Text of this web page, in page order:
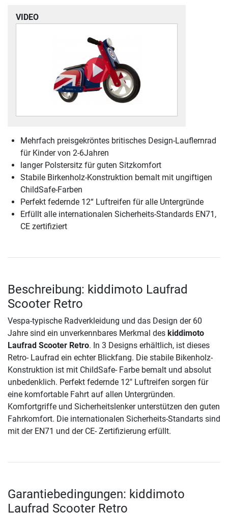
VIDEO
Mehrfach preisgekröntes britisches Design-Lauflernrad
für Kinder von 2-6Jahren
langer Polstersitz für guten Sitzkomfort
Stabile Birkenholz-Konstruktion bemalt mit ungiftigen
ChildSafe-Farben
Perfekt federnde 12“ Luftreifen für alle Untergründe
Erfüllt alle internationalen Sicherheits-Standards EN71,
CE zertifiziert
Beschreibung: kiddimoto Laufrad
Scooter Retro
Vespa-typische Radverkleidung und das Design der 60
Jahre sind ein unverkennbares Merkmal des kiddimoto
Laufrad Scooter Retro. In 3 Designs erhältlich, ist dieses
Retro- Laufrad ein echter Blickfang. Die stabile Bikenholz-
Konstruktion ist mit ChildSafe- Farbe bemalt und absolut
unbedenklich. Perfekt federnde 12" Luftreifen sorgen für
eine komfortable Fahrt auf allen Untergründen.
Komfortgriffe und Sicherheitslenker unterstützen den guten
Fahrkomfort. Die internationalen Sicherheits-Standarts sind
mit der EN71 und der CE- Zertifizierung erfüllt.
Garantiebedingungen: kiddimoto
Laufrad Scooter Retro